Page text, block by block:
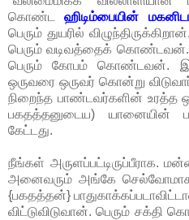
கொண்டஹிடிம்பையின்
பெரும் துயரில்
பெரும் வடிவத்தைக்
பெரும் கோபம் கொண்டவன்.
ஒருவரை ஒருவர் கொன்று
நிறைந்த பாண்டவர்களின்
பகதத்தனுடைய) யானையின்
கேட்டது.
நீங்கள் அருளப்பட்டிருப்பீராக.
அனைவரும் அங்கே
{பகதத்தன்}
விட்டுவிடுவான். பெரும்